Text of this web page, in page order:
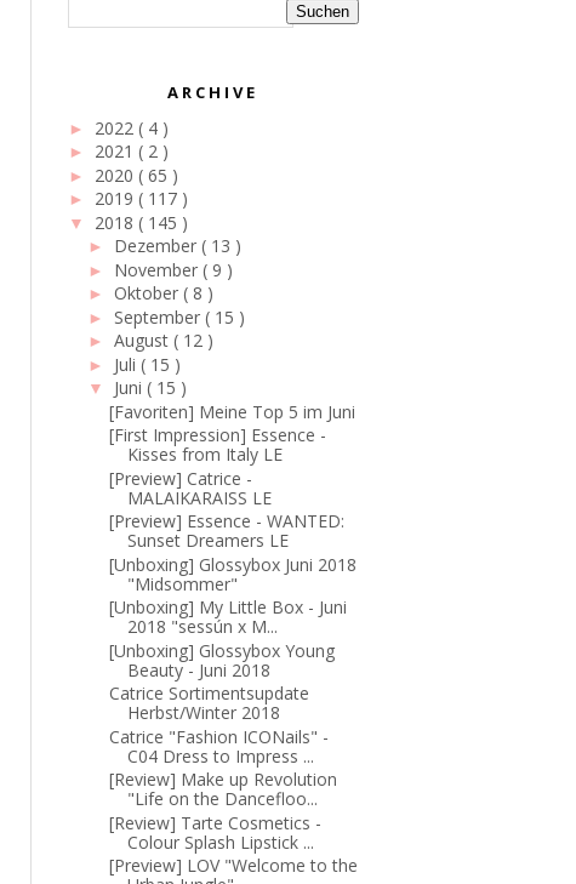
ARCHIVE
► 2022 ( 4 )
► 2021 ( 2 )
► 2020 ( 65 )
► 2019 ( 117 )
▼ 2018 ( 145 )
► Dezember( 13 )
► November( 9 )
►Oktober( 8 )
► September( 15 )
►August( 12 )
► Juli( 15 )
▼ Juni( 15 )
[Favoriten] Meine Top 5 im Juni
[First Impression] Essence -
Kisses from Italy LE
[Preview] Catrice -
MALAIKARAISS LE
[Preview] Essence - WANTED:
Sunset Dreamers LE
[Unboxing] Glossybox Juni 2018
"Midsommer"
[Unboxing] My Little Box - Juni
2018 "sessún x M...
[Unboxing] Glossybox Young
Beauty - Juni 2018
Catrice Sortimentsupdate
Herbst/Winter 2018
Catrice "Fashion ICONails" -
C04 Dress to Impress ...
[Review] Make up Revolution
"Life on the Dancefloo...
[Review] Tarte Cosmetics -
Colour Splash Lipstick ...
[Preview] LOV "Welcome to the